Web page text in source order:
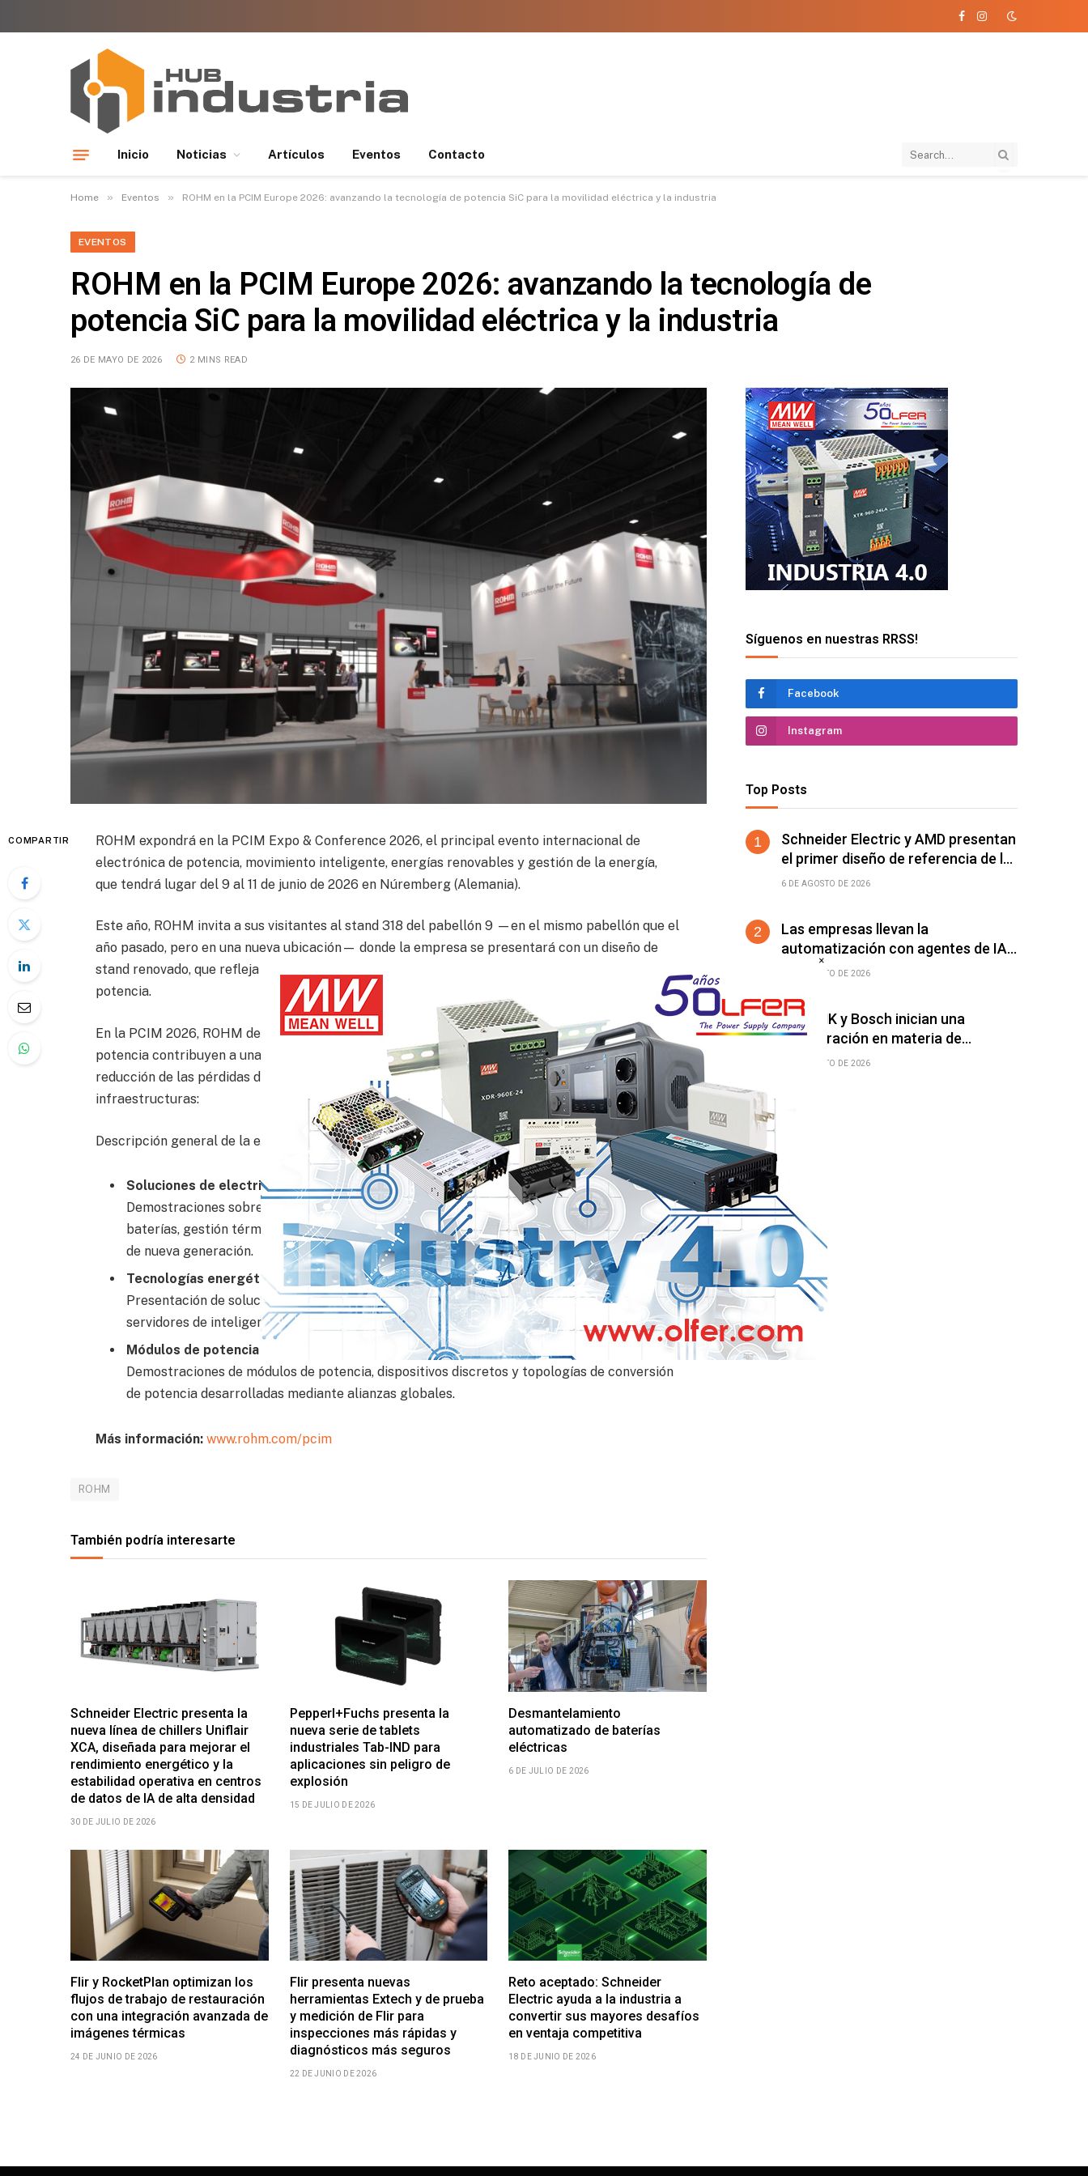
Facebook
Instagram
Inicio Noticias Artículos Eventos Contacto
Home » Eventos » ROHM en la PCIM Europe 2026: avanzando la tecnología de potencia SiC para la movilidad eléctrica y la industria
EVENTOS
ROHM en la PCIM Europe 2026: avanzando la tecnología de
potencia SiC para la movilidad eléctrica y la industria
26 DE MAYO DE 2026 2 MINS READ
COMPARTIR
ROHM expondrá en la PCIM Expo & Conference 2026, el principal evento internacional de
electrónica de potencia, movimiento inteligente, energías renovables y gestión de la energía,
que tendrá lugar del 9 al 11 de junio de 2026 en Núremberg (Alemania).
Este año, ROHM invita a sus visitantes al stand 318 del pabellón 9 —en el mismo pabellón que el
año pasado, pero en una nueva ubicación— donde la empresa se presentará con un diseño de
stand renovado, que refleja su continua evolución como proveedor líder de semiconductores de
potencia.
En la PCIM 2026, ROHM demostrará cómo las tecnologías punteras de semiconductores de
potencia contribuyen a una mayor eficiencia, a la miniaturización de los sistemas y a la
reducción de las pérdidas de energía en aplicaciones de automoción, industriales y de
infraestructuras:
Descripción general de la exposición
Soluciones de electrificación para el automóvil
Demostraciones sobre inversores de tracción, cargadores de a bordo, desconexión de
baterías, gestión térmica de vehículos eléctricos o tecnologías integradas para vehículos
de nueva generación.
Tecnologías energéticas de alta eficiencia para aplicaciones industriales
Presentación de soluciones basadas en SiC y GaN para sistemas de energías renovables,
servidores de inteligencia artificial, centros de datos y fuentes de alimentación industriales.
Módulos de potencia y portfolios de dispositivos orientados a aplicaciones específicas
Demostraciones de módulos de potencia, dispositivos discretos y topologías de conversión
de potencia desarrolladas mediante alianzas globales.
Más información: www.rohm.com/pcim
ROHM
También podría interesarte
Schneider Electric presenta la
nueva línea de chillers Uniflair
XCA, diseñada para mejorar el
rendimiento energético y la
estabilidad operativa en centros
de datos de IA de alta densidad
30 DE JULIO DE 2026
Pepperl+Fuchs presenta la
nueva serie de tablets
industriales Tab-IND para
aplicaciones sin peligro de
explosión
15 DE JULIO DE 2026
Desmantelamiento
automatizado de baterías
eléctricas
6 DE JULIO DE 2026
Flir y RocketPlan optimizan los
flujos de trabajo de restauración
con una integración avanzada de
imágenes térmicas
24 DE JUNIO DE 2026
Flir presenta nuevas
herramientas Extech y de prueba
y medición de Flir para
inspecciones más rápidas y
diagnósticos más seguros
22 DE JUNIO DE 2026
Reto aceptado: Schneider
Electric ayuda a la industria a
convertir sus mayores desafíos
en ventaja competitiva
18 DE JUNIO DE 2026
Síguenos en nuestras RRSS!
Facebook
Instagram
Top Posts
Schneider Electric y AMD presentan
el primer diseño de referencia de la
plataforma Helios para acelerar el
6 DE AGOSTO DE 2026
Las empresas llevan la
automatización con agentes de IA
más allá del ERP y el CRM: ya
conectable
5 DE AGOSTO DE 2026
SCHUNK y Bosch inician una
colaboración en materia de
desarrollo de manos para robots
4 DE AGOSTO DE 2026
×